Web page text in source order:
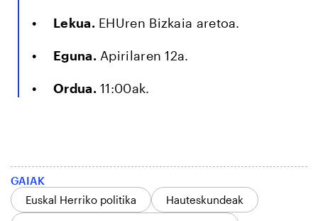
Lekua.EHUren Bizkaia aretoa.
Eguna.Apirilaren 12a.
Ordua.11:00ak.
GAIAK
Euskal Herriko politika
Hauteskundeak